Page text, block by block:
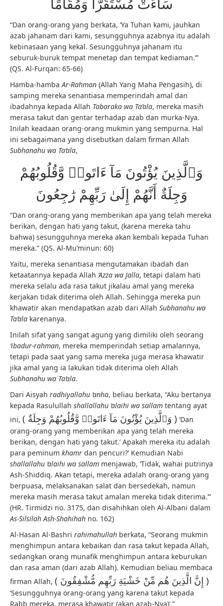
“Dan orang-orang yang berkata, ‘Ya Tuhan kami, jauhkan
azab jahanam dari kami, sesungguhnya azabnya itu adalah
kebinasaan yang kekal. Sesungguhnya jahanam itu
seburuk-buruk tempat menetap dan tempat kediaman.’”
(QS. Al-Furqan: 65-66)
Hamba-hambaAr-Rahman (Allah Yang Maha Pengasih), di
samping mereka senantiasa memperindah amal dan
ibadahnya kepada Allah Tabaraka wa Ta’ala, mereka masih
merasa takut dan gentar terhadap azab dan murka-Nya.
Inilah keadaan orang-orang mukmin yang sempurna. Hal
ini sebagaimana yang disebutkan dalam firman Allah
Subhanahu wa Ta’ala,
وَٱلَّذِينَ يُؤْتُونَ مَآ ءَاتَوا۟ وَّقُلُوبُهُمْ
وَجِلَةٌ أَنَّهُمْ إِلَىٰ رَبِّهِمْ رَٰجِعُونَ
“Dan orang-orang yang memberikan apa yang telah mereka
berikan, dengan hati yang takut, (karena mereka tahu
bahwa) sesungguhnya mereka akan kembali kepada Tuhan
mereka.” (QS. Al-Mu’minun: 60)
Yaitu, mereka senantiasa mengutamakan ibadah dan
ketaatannya kepada Allah ‘Azza wa Jalla, tetapi dalam hati
mereka selalu ada rasa takut jikalau amal yang mereka
kerjakan tidak diterima oleh Allah. Sehingga mereka pun
khawatir akan mendapatkan azab dari Allah Subhanahu wa
Ta’ala karenanya.
Inilah sifat yang sangat agung yang dimiliki oleh seorang
‘ibadur-rahman, mereka memperindah setiap amalannya,
tetapi pada saat yang sama mereka juga merasa khawatir
jika amal yang ia lakukan tidak diterima oleh Allah
Subhanahu wa Ta’ala.
Dari Aisyah radhiyallahu ‘anha, beliau berkata, “Aku bertanya
kepada Rasulullah shallallahu ‘alaihi wa sallam tentang ayat
ini,
( وَٱلَّذِينَ يُؤْتُونَ مَآ ءَاتَوا۟ وَّقُلُوبُهُمْ وَجِلَةٌ ) ‘Dan
orang-orang yang memberikan apa yang telah mereka
berikan, dengan hati yang takut.’ Apakah mereka itu adalah
para peminum khamr dan pencuri?’ Kemudian Nabi
shallallahu ‘alaihi wa sallam menjawab, ‘Tidak, wahai putrinya
Ash-Shiddiq. Akan tetapi, mereka adalah orang-orang yang
berpuasa, melaksanakan salat dan bersedekah, namun
mereka masih merasa takut amalan mereka tidak diterima.’”
(HR. Tirmidzi no. 3175, dan disahihkan oleh Al-Albani dalam
As-Silsilah Ash-Shahihah no. 162)
Al-Hasan Al-Bashri rahimahullah berkata, “Seorang mukmin
menghimpun antara kebaikan dan rasa takut kepada Allah,
sedangkan orang munafik menghimpun antara keburukan
dan rasa aman (dari azab Allah). Kemudian beliau membaca
firman Allah,
( إِنَّ الَّذِينَ هُم مِّنْ خَشْيَةِ رَبِّهِم مُّشْفِقُونَ )
‘Sesungguhnya orang-orang yang karena takut kepada
Rabb mereka, merasa khawatir (akan azab-Nya)’.”